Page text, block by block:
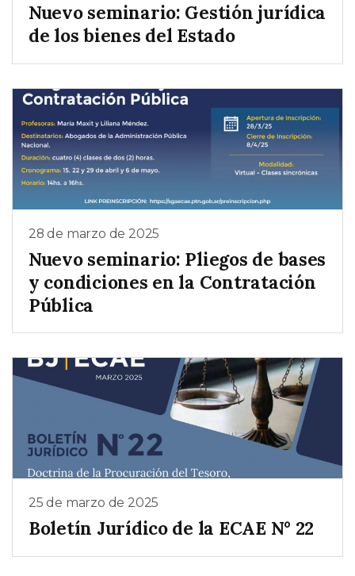
Nuevo seminario: Gestión jurídica
de los bienes del Estado
28 de marzo de 2025
Nuevo seminario: Pliegos de bases
y condiciones en la Contratación
Pública
25 de marzo de 2025
Boletín Jurídico de la ECAE N° 22